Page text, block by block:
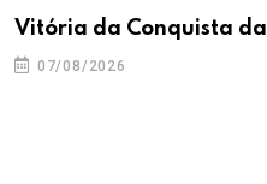
Vitória da Conquista
07/08/2026